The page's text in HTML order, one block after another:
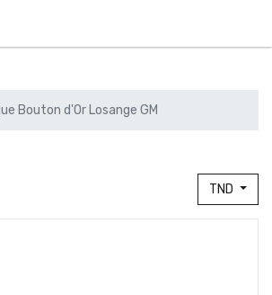
Bouton d'Or Losange GM
TND